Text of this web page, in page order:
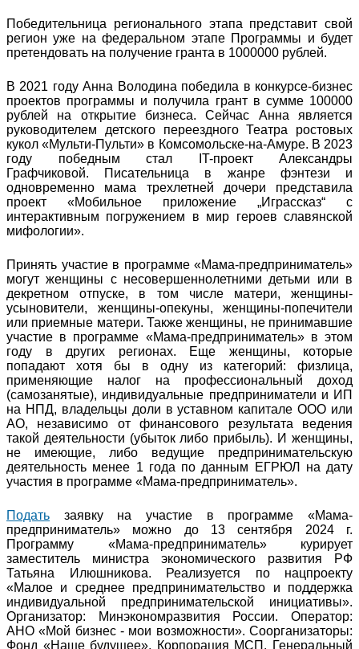
Победительница регионального этапа представит свой
регион уже на федеральном этапе Программы и будет
претендовать на получение гранта в 1000000 рублей.
В 2021 году Анна Володина победила в конкурсе-бизнес
проектов программы и получила грант в сумме 100000
рублей на открытие бизнеса. Сейчас Анна является
руководителем детского переездного Театра ростовых
кукол «Мульти-Пульти» в Комсомольске-на-Амуре. В 2023
году победным стал IT-проект Александры
Графчиковой. Писательница в жанре фэнтези и
одновременно мама трехлетней дочери представила
проект «Мобильное приложение „Играссказ“ с
интерактивным погружением в мир героев славянской
мифологии».
Принять участие в программе «Мама-предприниматель»
могут женщины с несовершеннолетними детьми или в
декретном отпуске, в том числе матери, женщины-
усыновители, женщины-опекуны, женщины-попечители
или приемные матери. Также женщины, не принимавшие
участие в программе «Мама-предприниматель» в этом
году в других регионах. Еще женщины, которые
попадают хотя бы в одну из категорий: физлица,
применяющие налог на профессиональный доход
(самозанятые), индивидуальные предприниматели и ИП
на НПД, владельцы доли в уставном капитале ООО или
АО, независимо от финансового результата ведения
такой деятельности (убыток либо прибыль). И женщины,
не имеющие, либо ведущие предпринимательскую
деятельность менее 1 года по данным ЕГРЮЛ на дату
участия в программе «Мама-предприниматель».
Подать заявку на участие в программе «Мама-
предприниматель» можно до 13 сентября 2024 г.
Программу «Мама-предприниматель» курирует
заместитель министра экономического развития РФ
Татьяна Илюшникова. Реализуется по нацпроекту
«Малое и среднее предпринимательство и поддержка
индивидуальной предпринимательской инициативы».
Организатор: Минэкономразвития России. Оператор:
АНО «Мой бизнес - мои возможности». Соорганизаторы:
Фонд «Наше будущее», Корпорация МСП. Генеральный